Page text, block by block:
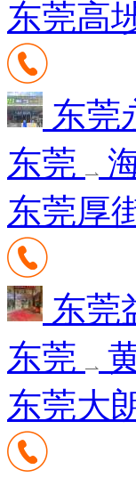
东莞高
东莞
东莞
东莞厚
东莞
东莞
东莞大